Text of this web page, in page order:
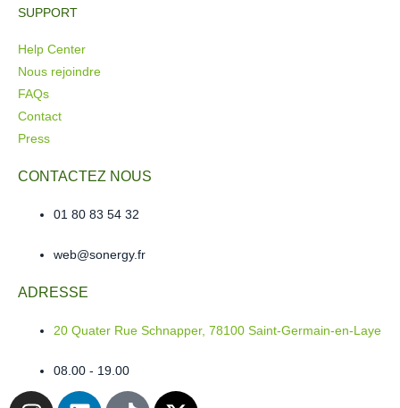
SUPPORT
Help Center
Nous rejoindre
FAQs
Contact
Press
CONTACTEZ NOUS
01 80 83 54 32
web@sonergy.fr
ADRESSE
20 Quater Rue Schnapper, 78100 Saint-Germain-en-Laye
08.00 - 19.00